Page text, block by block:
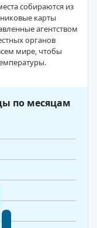
собираются из
карты
агентством
органов
мире, чтобы
по месяцам